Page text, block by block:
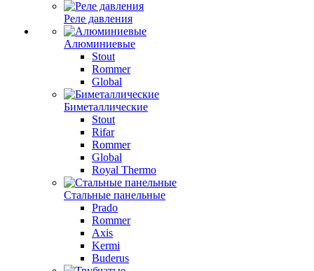
Реле давления
Алюминиевые
Stout
Rommer
Global
Биметаллические
Stout
Rifar
Rommer
Global
Royal Thermo
Стальные панельные
Prado
Rommer
Axis
Kermi
Buderus